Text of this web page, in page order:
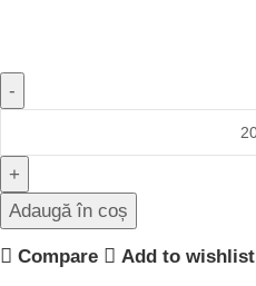
Adaugă în coș
Compare
Add to wishlist